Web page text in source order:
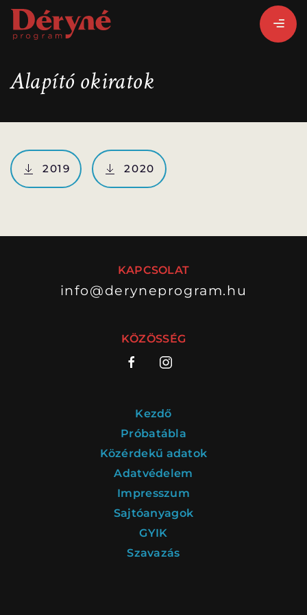
BEJELENTKEZEM
PROGRAMISMERTETŐ
VITÉZ LÁSZLÓ ORSZÁGJÁRÁS
KÖZREMŰKÖDŐK:
STÁB
SZAKMAI BIZOTTSÁG
MENTOROK
Alapító okiratok
2019 2020
KAPCSOLAT
info@deryneprogram.hu
KÖZÖSSÉG
Kezdő
Próbatábla
Közérdekű adatok
Adatvédelem
Impresszum
Sajtóanyagok
GYIK
Szavazás